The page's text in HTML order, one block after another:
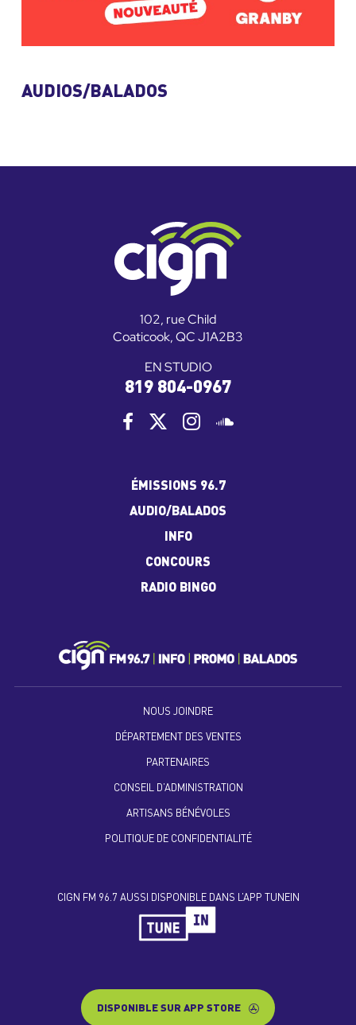
AUDIOS/BALADOS
102, rue Child
Coaticook, QC J1A2B3
EN STUDIO
819 804-0967
ÉMISSIONS 96.7
AUDIO/BALADOS
INFO
CONCOURS
RADIO BINGO
NOUS JOINDRE
DÉPARTEMENT DES VENTES
PARTENAIRES
CONSEIL D’ADMINISTRATION
ARTISANS BÉNÉVOLES
POLITIQUE DE CONFIDENTIALITÉ
CIGN FM 96.7 AUSSI DISPONIBLE DANS L’APP TUNEIN
DISPONIBLE SUR APP STORE